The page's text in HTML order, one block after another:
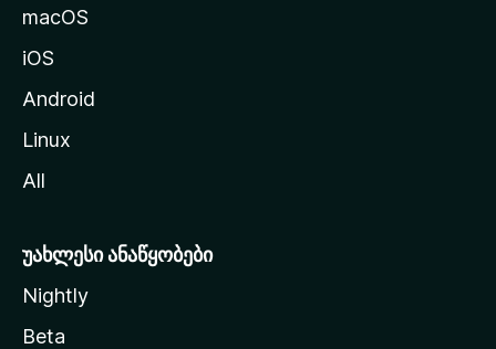
დ
ა
ლ
macOS
iOS
Android
Linux
All
უახლესი ანაწყობები
Nightly
Beta